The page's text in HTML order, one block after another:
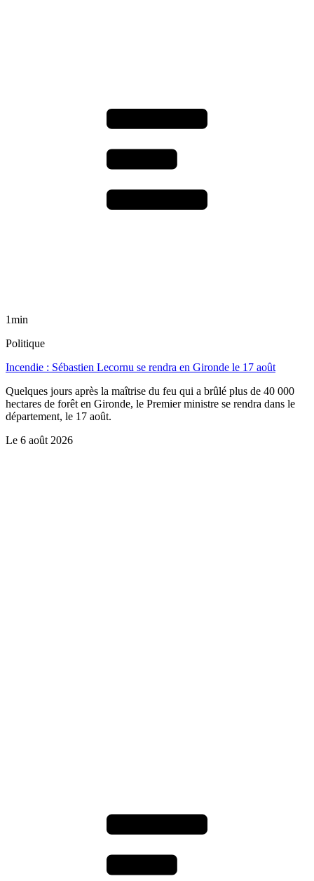
1min
Politique
Incendie : Sébastien Lecornu se rendra en Gironde le 17 août
Quelques jours après la maîtrise du feu qui a brûlé plus de 40 000
hectares de forêt en Gironde, le Premier ministre se rendra dans le
département, le 17 août.
Le 6 août 2026